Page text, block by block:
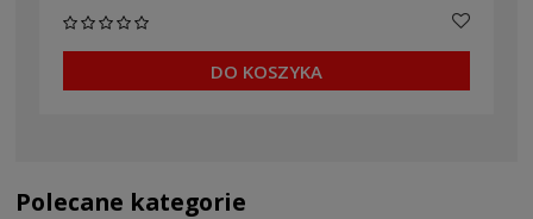
DO KOSZYKA
Polecane kategorie